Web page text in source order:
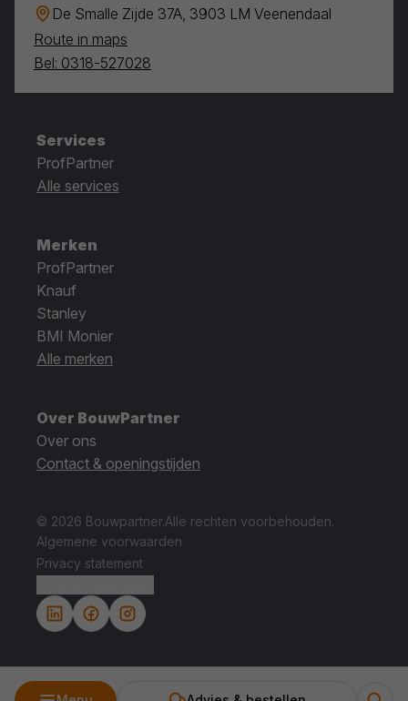
De Smalle Zijde 37A, 3903 LM Veenendaal
Route in maps
Bel: 0318-527028
Services
ProfPartner
Alle services
Merken
ProfPartner
Knauf
Stanley
BMI Monier
Alle merken
Over BouwPartner
Over ons
Contact & openingstijden
© 2026 Bouwpartner.Alle rechten voorbehouden.
Algemene voorwaarden
Privacy statement